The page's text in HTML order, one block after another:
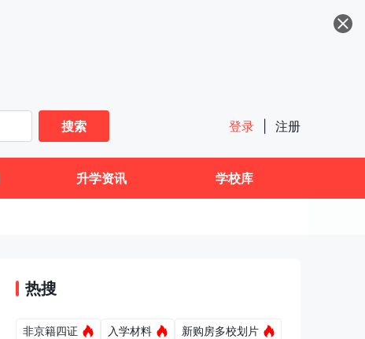
搜索
登录 注册
升学资讯 学校库
热搜
非京籍四证 入学材料
新购房多校划片